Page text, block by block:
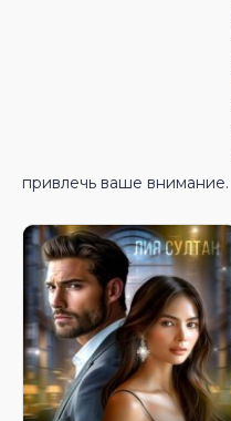
привлечь ваше внимание.